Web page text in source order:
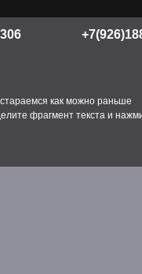
как можно раньше
фрагмент текста и